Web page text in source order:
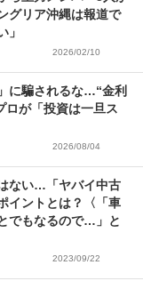
グリア沖縄は報道で
」
2026/02/10
に騙されるな…“金利
ロが「投資は一旦ス
2026/08/04
ない…「ヤバイ中古
イントとは？〈「車
でもなるので…」と
2023/09/22